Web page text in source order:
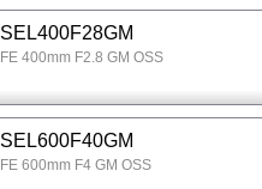
SEL400F28GM
FE 400mm F2.8 GM OSS
SEL600F40GM
FE 600mm F4 GM OSS